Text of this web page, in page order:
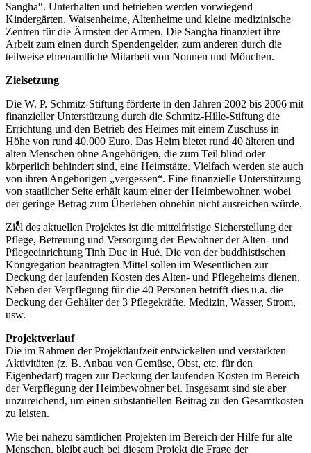
Sangha“. Unterhalten und betrieben werden vorwiegend
Kindergärten, Waisenheime, Altenheime und kleine medizinische
Zentren für die Ärmsten der Armen. Die Sangha finanziert ihre
Arbeit zum einen durch Spendengelder, zum anderen durch die
teilweise ehrenamtliche Mitarbeit von Nonnen und Mönchen.
Zielsetzung
Die W. P. Schmitz-Stiftung förderte in den Jahren 2002 bis 2006 mit
finanzieller Unterstützung durch die Schmitz-Hille-Stiftung die
Errichtung und den Betrieb des Heimes mit einem Zuschuss in
Höhe von rund 40.000 Euro. Das Heim bietet rund 40 älteren und
alten Menschen ohne Angehörigen, die zum Teil blind oder
körperlich behindert sind, eine Heimstätte. Vielfach werden sie auch
von ihren Angehörigen „vergessen“. Eine finanzielle Unterstützung
von staatlicher Seite erhält kaum einer der Heimbewohner, wobei
der geringe Betrag zum Überleben ohnehin nicht ausreichen würde.
Ziel des aktuellen Projektes ist die mittelfristige Sicherstellung der
Pflege, Betreuung und Versorgung der Bewohner der Alten- und
Pflegeeinrichtung Tinh Duc in Hué. Die von der buddhistischen
Kongregation beantragten Mittel sollen im Wesentlichen zur
Deckung der laufenden Kosten des Alten- und Pflegeheims dienen.
Neben der Verpflegung für die 40 Personen betrifft dies u.a. die
Deckung der Gehälter der 3 Pflegekräfte, Medizin, Wasser, Strom,
usw.
Projektverlauf
Die im Rahmen der Projektlaufzeit entwickelten und verstärkten
Aktivitäten (z. B. Anbau von Gemüse, Obst, etc. für den
Eigenbedarf) tragen zur Deckung der laufenden Kosten im Bereich
der Verpflegung der Heimbewohner bei. Insgesamt sind sie aber
unzureichend, um einen substantiellen Beitrag zu den Gesamtkosten
zu leisten.
Wie bei nahezu sämtlichen Projekten im Bereich der Hilfe für alte
Menschen, bleibt auch bei diesem Projekt die Frage der